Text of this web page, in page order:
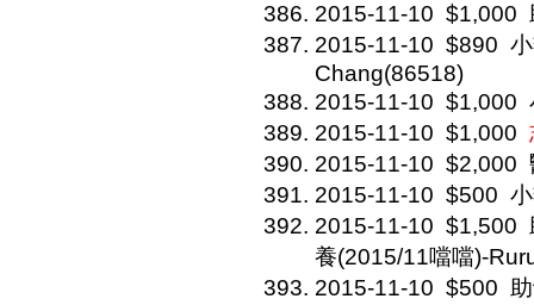
2015-11-10 $1,000
2015-11-10 $890
Chang(86518)
2015-11-10 $1,000
2015-11-10 $1,000
2015-11-10 $2,000
2015-11-10 $500
2015-11-10 $1,500
養(2015/11噹噹)-
2015-11-10 $500